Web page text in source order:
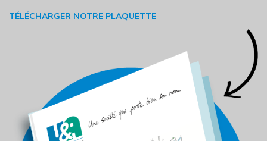
TÉLÉCHARGER NOTRE PLAQUETTE